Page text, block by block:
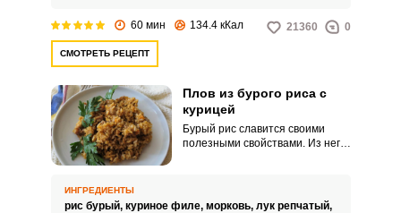
60 мин 134.4 кКал 21360 0
СМОТРЕТЬ РЕЦЕПТ
Плов из бурого риса с
курицей
Бурый рис славится своими
полезными свойствами. Из него
ИНГРЕДИЕНТЫ
рис бурый, куриное филе, морковь, лук репчатый,